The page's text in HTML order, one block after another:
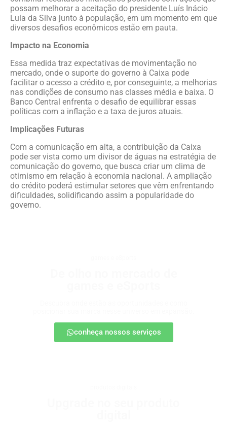
possam melhorar a aceitação do presidente Luís Inácio
Lula da Silva junto à população, em um momento em que
diversos desafios econômicos estão em pauta.
Impacto na Economia
Essa medida traz expectativas de movimentação no
mercado, onde o suporte do governo à Caixa pode
facilitar o acesso a crédito e, por conseguinte, a melhorias
nas condições de consumo nas classes média e baixa. O
Banco Central enfrenta o desafio de equilibrar essas
políticas com a inflação e a taxa de juros atuais.
Implicações Futuras
Com a comunicação em alta, a contribuição da Caixa
pode ser vista como um divisor de águas na estratégia de
comunicação do governo, que busca criar um clima de
otimismo em relação à economia nacional. A ampliação
do crédito poderá estimular setores que vêm enfrentando
dificuldades, solidificando assim a popularidade do
governo.
conheça nossos serviços